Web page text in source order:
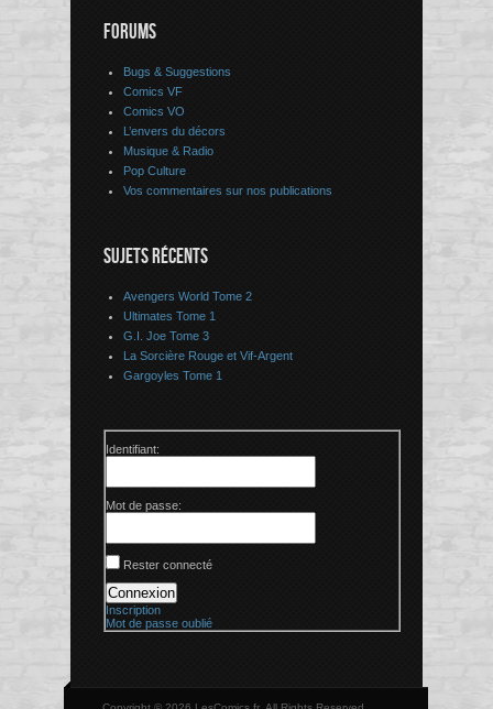
FORUMS
Bugs & Suggestions
Comics VF
Comics VO
L’envers du décors
Musique & Radio
Pop Culture
Vos commentaires sur nos publications
SUJETS RÉCENTS
Avengers World Tome 2
Ultimates Tome 1
G.I. Joe Tome 3
La Sorcière Rouge et Vif-Argent
Gargoyles Tome 1
Identifiant:
Mot de passe:
Rester connecté
Connexion
Inscription
Mot de passe oublié